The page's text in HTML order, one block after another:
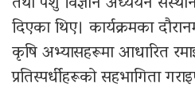
दिएका थिए। कार्यक्रमका
कृषि अभ्यासहरूमा आधारित
प्रतिस्पर्धीहरूको सहभागिता